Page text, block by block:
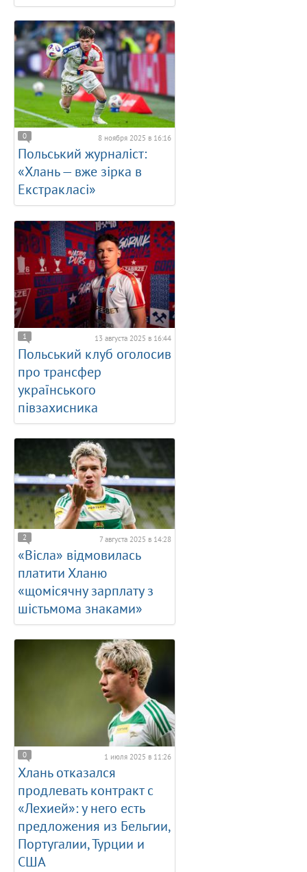
0 8 ноября 2025 в 16:16
Польський журналіст:
«Хлань — вже зірка в
Екстракласі»
1 13 августа 2025 в 16:44
Польський клуб оголосив
про трансфер
українського
півзахисника
2 7 августа 2025 в 14:28
«Вісла» відмовилась
платити Хланю
«щомісячну зарплату з
шістьмома знаками»
0 1 июля 2025 в 11:26
Хлань отказался
продлевать контракт с
«Лехией»: у него есть
предложения из Бельгии,
Португалии, Турции и
США